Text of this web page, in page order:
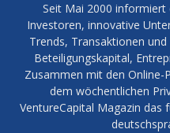
Seit Mai 2000 informiert
Investoren, innovative
Trends, Transaktionen
Beteiligungskapital,
Zusammen mit den Online-
dem wöchentlichen
VentureCapital Magazin das